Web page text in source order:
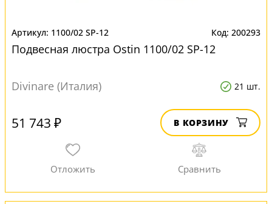
1100/02 SP-12 200293
Подвесная люстра Ostin 1100/02 SP-12
Divinare (Италия) 21 шт.
51 743 ₽ В КОРЗИНУ